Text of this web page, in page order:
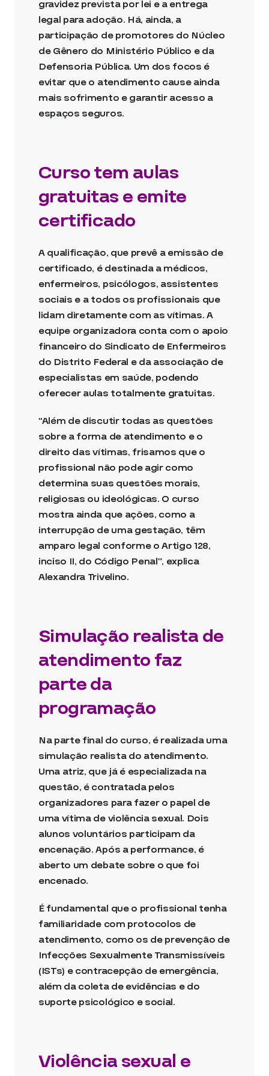
gravidez prevista por lei e a entrega
legal para adoção. Há, ainda, a
participação de promotores do Núcleo
de Gênero do Ministério Público e da
Defensoria Pública. Um dos focos é
evitar que o atendimento cause ainda
mais sofrimento e garantir acesso a
espaços seguros.
Curso tem aulas
gratuitas e emite
certificado
A qualificação, que prevê a emissão de
certificado, é destinada a médicos,
enfermeiros, psicólogos, assistentes
sociais e a todos os profissionais que
lidam diretamente com as vítimas. A
equipe organizadora conta com o apoio
financeiro do Sindicato de Enfermeiros
do Distrito Federal e da associação de
especialistas em saúde, podendo
oferecer aulas totalmente gratuitas.
“Além de discutir todas as questões
sobre a forma de atendimento e o
direito das vítimas, frisamos que o
profissional não pode agir como
determina suas questões morais,
religiosas ou ideológicas. O curso
mostra ainda que ações, como a
interrupção de uma gestação, têm
amparo legal conforme o Artigo 128,
inciso II, do Código Penal”, explica
Alexandra Trivelino.
Simulação realista de
atendimento faz
parte da
programação
Na parte final do curso, é realizada uma
simulação realista do atendimento.
Uma atriz, que já é especializada na
questão, é contratada pelos
organizadores para fazer o papel de
uma vítima de violência sexual. Dois
alunos voluntários participam da
encenação. Após a performance, é
aberto um debate sobre o que foi
encenado.
É fundamental que o profissional tenha
familiaridade com protocolos de
atendimento, como os de prevenção de
Infecções Sexualmente Transmissíveis
(ISTs) e contracepção de emergência,
além da coleta de evidências e do
suporte psicológico e social.
Violência sexual e